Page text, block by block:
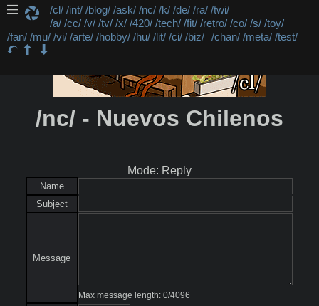
/cl/ /int/ /blog/ /ask/ /nc/ /k/ /de/ /ra/ /twi/
/a/ /cc/ /v/ /tv/ /x/ /420/ /tech/ /fit/ /retro/ /co/ /s/ /toy/
/fan/ /mu/ /vi/ /arte/ /hobby/ /hu/ /lit/ /ci/ /biz/ /chan/ /meta/ /test/
/nc/ - Nuevos Chilenos
Mode: Reply
Name
Subject
Message
Max message length: 0/4096